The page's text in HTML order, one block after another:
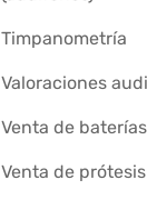
Timpanometría
Valoraciones
Venta de
Venta de